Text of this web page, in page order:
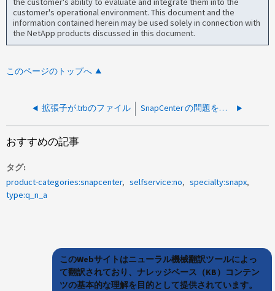
customer's operational environment. This document and the
information contained herein may be used solely in connection with
the NetApp products discussed in this document.
このページのトップへ
拡張子が.trbのファイル SnapCenter の問題をトラブルシューティングするには、どのようなデータが必要ですか？
おすすめの記事
タグ
product-categories:snapcenter
selfservice:no
specialty:snapx
type:q_n_a
このWebサイトはニューラル機械翻訳ツールによっ
て翻訳されており、ナレッジベース（KB）コンテン
ツの基本的な理解を目的として提供されています。